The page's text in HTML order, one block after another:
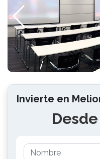
Invierte en